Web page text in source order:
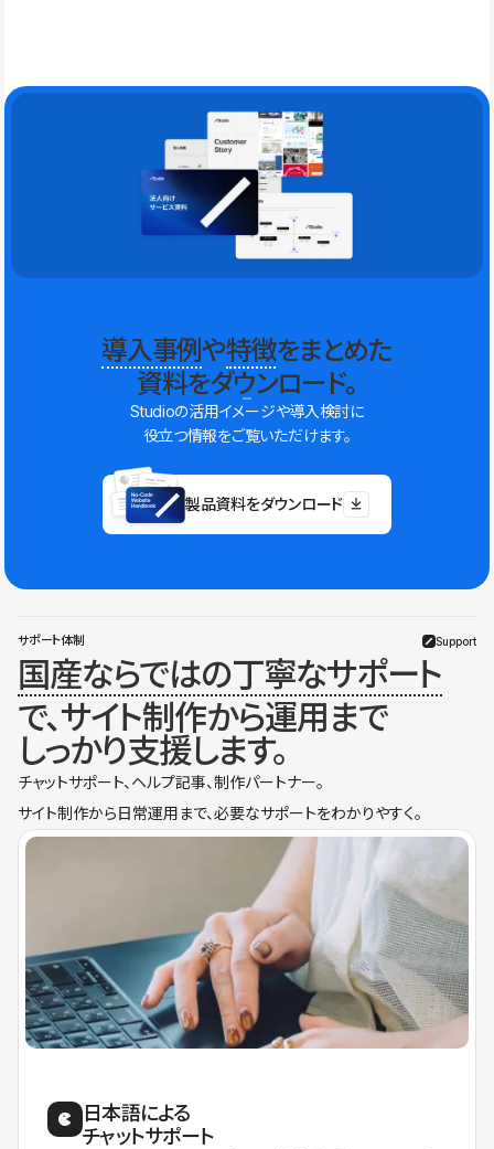
導入事例や特徴をまとめた
資料をダウンロード。
Studioの活用イメージや導入検討に
役立つ情報をご覧いただけます。
製品資料をダウンロード
サポート体制 Support
国産ならではの丁寧なサポート
で、サイト制作から運用まで
しっかり支援します。
チャットサポート、ヘルプ記事、制作パートナー。
サイト制作から日常運用まで、必要なサポートをわかりやすく。
日本語による
チャットサポート